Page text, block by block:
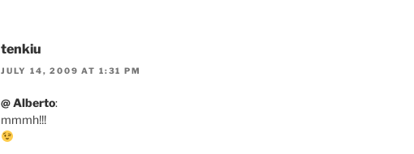
tenkiu
JULY 14, 2009 AT 1:31 PM
@ Alberto:
mmmh!!!